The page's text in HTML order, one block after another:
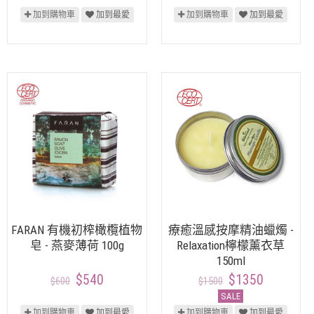
加到購物車 加到最愛 加到購物車 加到最愛
FARAN 有機初榨橄欖植物
皂 - 燕麥薄荷 100g
$600 $540
療癒溫感按摩精油蠟燭 -
Relaxation檸檬薰衣草
150ml
$1500 $1350
SALE